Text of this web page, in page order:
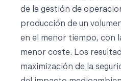
de la gestión de
producción de un
en el menor tiempo, con
menor coste. Los
maximización de la